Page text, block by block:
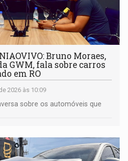
Bruno Moraes,
GWM, fala sobre carros
em RO
2026 às 10:09
sobre os automóveis que